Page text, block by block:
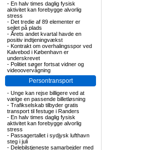
- En halv times daglig fysisk
aktivitet kan forebygge alvorlig
stress
- Det tredie af 89 elementer er
sejlet på plads
- Årets andet kvartal havde en
positiv indtjeningvækst
- Kontrakt om overhalingsspor ved
Kalvebod i København er
underskrevet
- Politiet søger fortsat vidner og
videoovervågning
Persontransport
- Unge kan rejse billigere ved at
vælge en passende billetløsning
- Trafikselskab tilbyder gratis
transport til festuge i Randers
- En halv times daglig fysisk
aktivitet kan forebygge alvorlig
stress
- Passagertallet i sydjysk lufthavn
steg i juli
- Delebilstjeneste samarbejder med